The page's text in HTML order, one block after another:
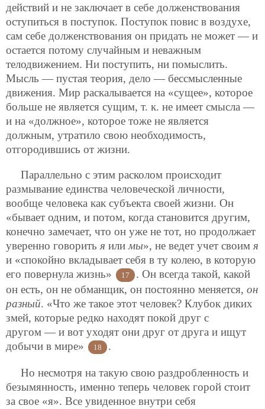
действий и не заключает в себе долженствования
оступиться в поступок. Поступок повис в воздухе,
сам себе долженствования он придать не может — и
остается потому случайным и неважным
телодвижением. Ни поступить, ни помыслить.
Мысль — пустая теория, дело — бессмысленные
движения. Мир раскалывается на «сущее», которое
больше не является сущим, т. к. не имеет смысла —
и на «должное», которое тоже не является
должным, утратило свою необходимость,
отгородившись от жизни.
Параллельно с этим расколом происходит
размывание единства человеческой личности,
вообще человека как субъекта своей жизни. Он
«бывает одним, и потом, когда становится другим,
конечно замечает, что он уже не тот, но продолжает
уверенно говорить я илимы», не ведет учет своим я
и «спокойно вкладывает себя в ту колею, в которую
его повернула жизнь»
17
. Он всегда такой, какой
он есть, он не обманщик, он постоянно меняется, он
разный. «Что же такое этот человек? Клубок диких
змей, которые редко находят покой друг с
другом — и вот уходят они друг от друга и ищут
добычи в мире»
18 .
Но несмотря на такую свою раздробленность и
безымянность, именно теперь человек горой стоит
за свое «я». Все увиденное внутри себя